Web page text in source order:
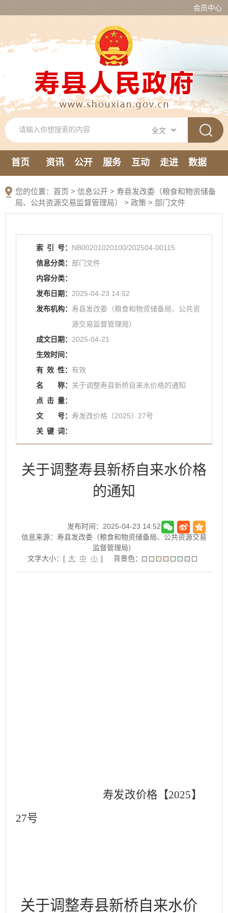
会员中心
首页 资讯 公开 服务 互动 走进
数据
您的位置： 首页 > 信息公开 > 寿县发改委（粮食和物资储备
局、公共资源交易监督管理局） > 政策 > 部门文件
索 引 号： NB00201020100/202504-00115
信息分类： 部门文件
内容分类：
发布日期： 2025-04-23 14:52
发布机构： 寿县发改委（粮食和物资储备局、公共资
源交易监督管理局）
成文日期： 2025-04-21
生效时间：
有 效 性： 有效
名
称： 关于调整寿县新桥自来水价格的通知
点 击 量：
文
号： 寿发改价格〔2025〕27号
关 键 词：
关于调整寿县新桥自来水价格
的通知
发布时间：2025-04-23 14:52
信息来源：寿县发改委（粮食和物资储备局、公共资源交易
监督管理局）
文字大小：[ 大 中 小 ] 背景色：
寿发改价格【2025】
27号
关于调整寿县新桥自来水价